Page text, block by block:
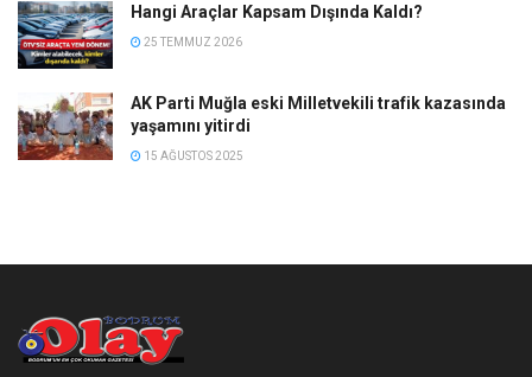
Hangi Araçlar Kapsam Dışında Kaldı?
25 TEMMUZ 2026
AK Parti Muğla eski Milletvekili trafik kazasında
yaşamını yitirdi
15 AĞUSTOS 2025